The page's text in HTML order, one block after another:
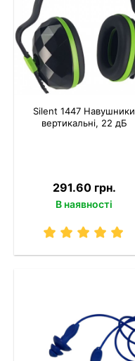
Silent 1447 Навушники
вертикальні, 22 дБ
291.60 грн.
В наявності